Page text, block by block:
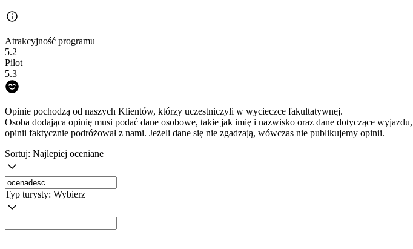
Atrakcyjność programu
5.2
Pilot
5.3
Opinie pochodzą od naszych Klientów, którzy uczestniczyli w wycieczce fakultatywnej.
Osoba dodająca opinię musi podać dane osobowe, takie jak imię i nazwisko oraz dane dotyczące
opinii faktycznie podróżował z nami. Jeżeli dane się nie zgadzają, wówczas nie publikujemy opinii.
Sortuj: Najlepiej oceniane
Typ turysty: Wybierz